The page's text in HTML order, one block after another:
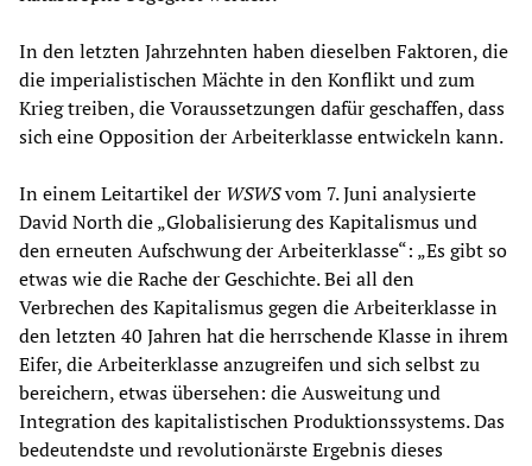
In den letzten Jahrzehnten haben dieselben Faktoren, die
die imperialistischen Mächte in den Konflikt und zum
Krieg treiben, die Voraussetzungen dafür geschaffen, dass
sich eine Opposition der Arbeiterklasse entwickeln kann.
In einem Leitartikel der WSWSvom 7. Juni analysierte
David North die „Globalisierung des Kapitalismus und
den erneuten Aufschwung der Arbeiterklasse“: „Es gibt so
etwas wie die Rache der Geschichte. Bei all den
Verbrechen des Kapitalismus gegen die Arbeiterklasse in
den letzten 40 Jahren hat die herrschende Klasse in ihrem
Eifer, die Arbeiterklasse anzugreifen und sich selbst zu
bereichern, etwas übersehen: die Ausweitung und
Integration des kapitalistischen Produktionssystems. Das
bedeutendste und revolutionärste Ergebnis dieses